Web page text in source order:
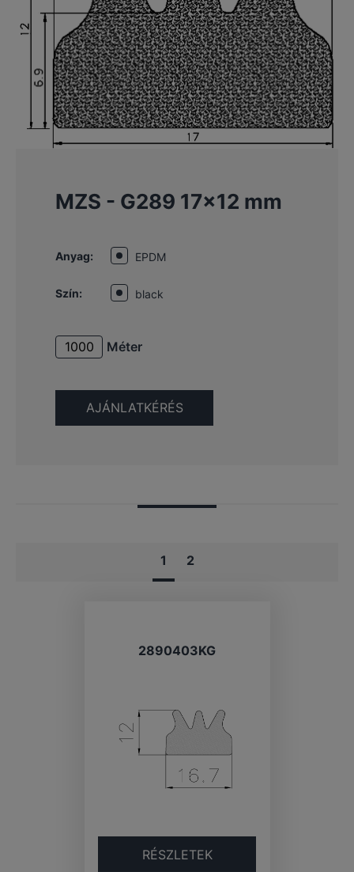
MZS - G289 17×12 mm
Anyag: EPDM
Szín: black
Méter
1 2
2890403KG
RÉSZLETEK